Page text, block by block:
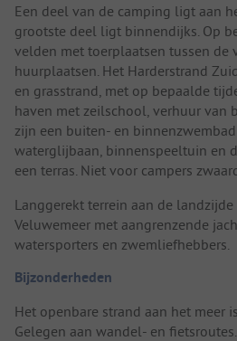
Een deel van de camping ligt aan
grootste deel ligt binnendijks. Op
velden met toerplaatsen tussen de
huurplaatsen. Het Harderstrand
en grasstrand, met op bepaalde
haven met zeilschool, verhuur van
zijn een buiten- en
waterglijbaan, binnenspeeltuin en
een terras. Niet voor campers
Langgerekt terrein aan de
Veluwemeer met aangrenzende
watersporters en zwemliefhebbers.
Bijzonderheden
Het openbare strand aan het meer
Gelegen aan wandel- en fietsroutes.